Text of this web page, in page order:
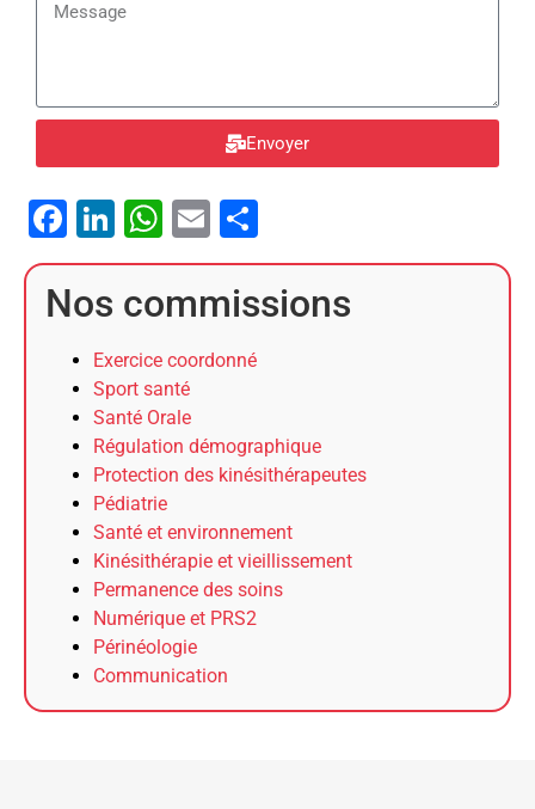
Envoyer
Facebook
LinkedIn
WhatsApp
Email
Nos commissions
Exercice coordonné
Sport santé
Santé Orale
Régulation démographique
Protection des kinésithérapeutes
Pédiatrie
Santé et environnement
Kinésithérapie et vieillissement
Permanence des soins
Numérique et PRS2
Périnéologie
Communication